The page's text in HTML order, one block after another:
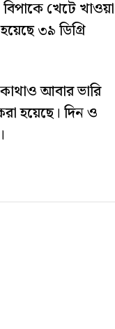
খেটে খাওয়া
৩৯ ডিগ্রি
আবার ভারি
হয়েছে। দিন ও